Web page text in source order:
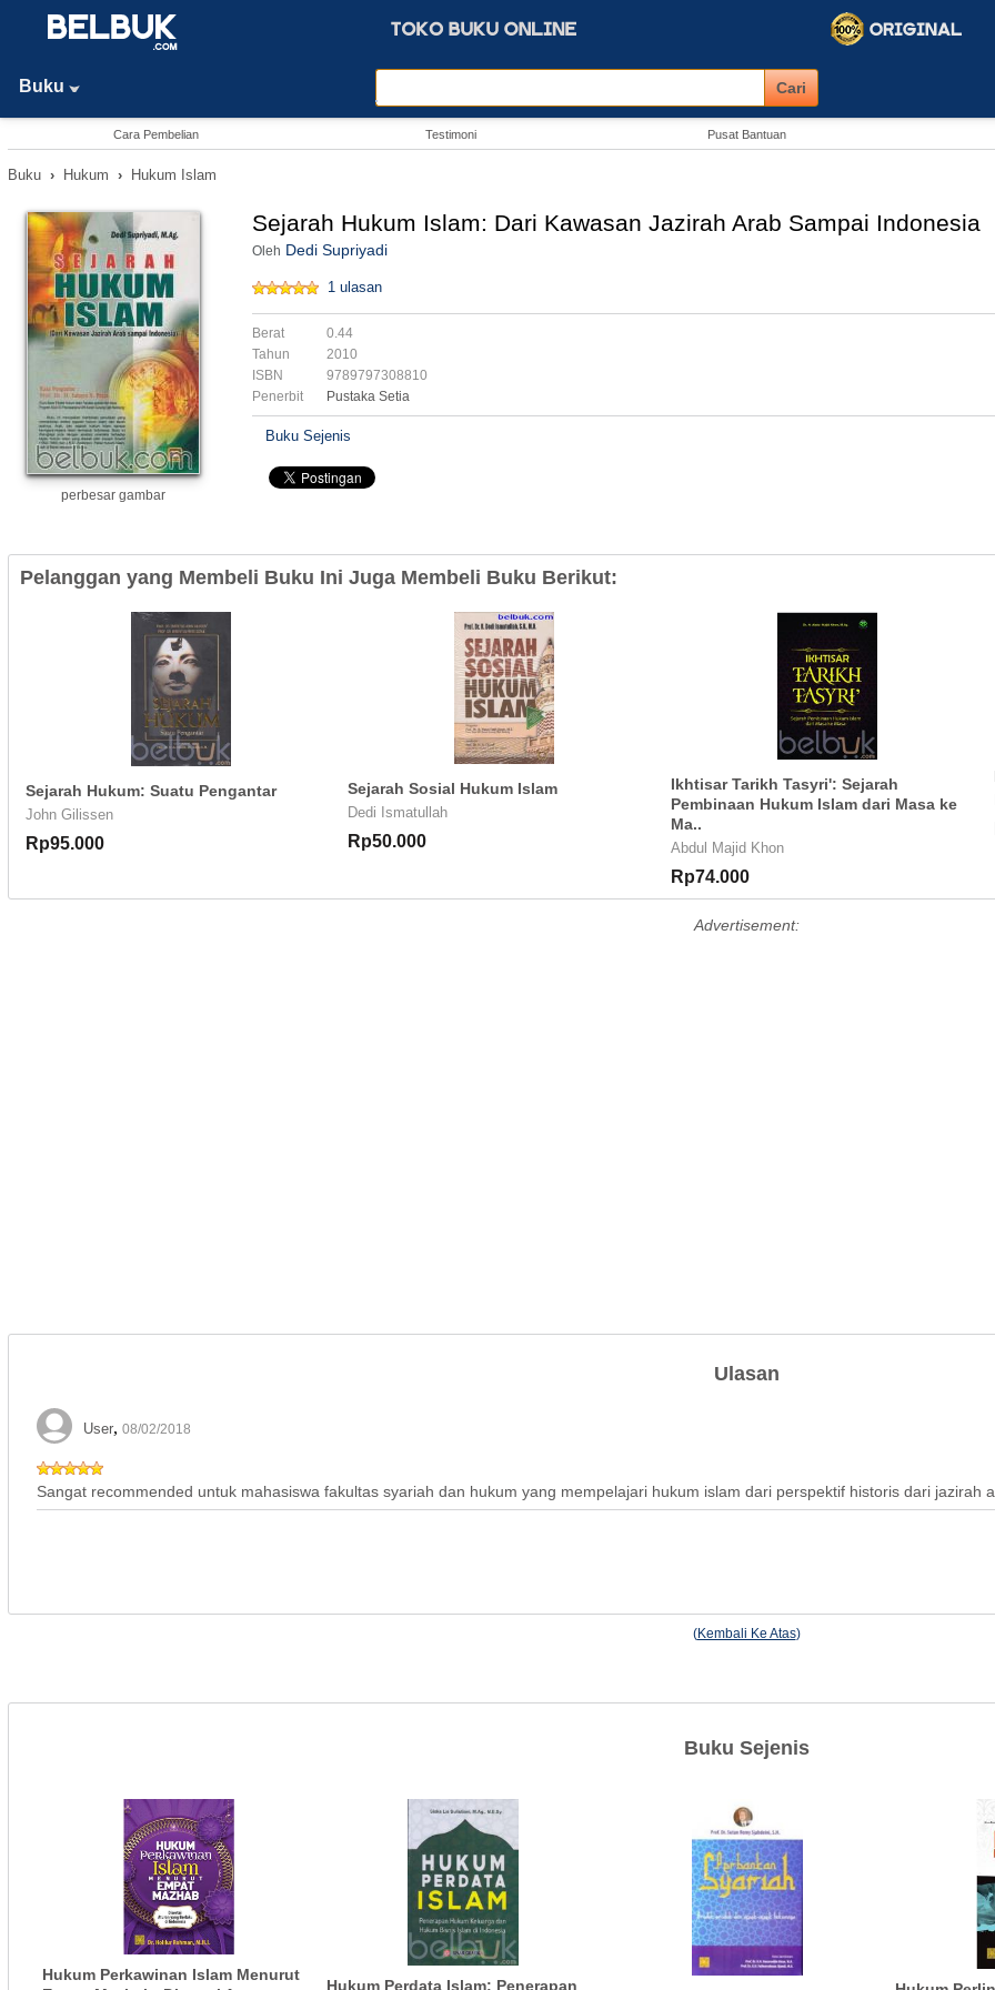
Buku
Cara Pembelian Testimoni Pusat Bantuan
Buku › Hukum › Hukum Islam
perbesar gambar
Sejarah Hukum Islam: Dari Kawasan Jazirah Arab Sampai Indonesia
Oleh Dedi Supriyadi
1 ulasan
Berat
0.44
Tahun
2010
ISBN
9789797308810
Penerbit
Pustaka Setia
Buku Sejenis
Pelanggan yang Membeli Buku Ini Juga Membeli Buku Berikut:
Sejarah Hukum: Suatu Pengantar
John Gilissen
Rp95.000
Sejarah Sosial Hukum Islam
Dedi Ismatullah
Rp50.000
Ikhtisar Tarikh Tasyri': Sejarah
Pembinaan Hukum Islam dari Masa ke
Ma..
Abdul Majid Khon
Rp74.000
Advertisement:
Ulasan
User, 08/02/2018
Sangat recommended untuk mahasiswa fakultas syariah dan hukum yang mempelajari hukum islam dari perspektif historis dari jazirah
(Kembali Ke Atas)
Buku Sejenis
Hukum Perkawinan Islam Menurut
Hukum Perdata Islam: Penerapan